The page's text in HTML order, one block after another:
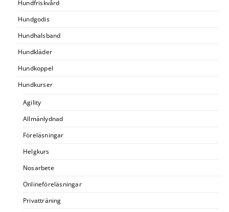
Hundfriskvård
Hundgodis
Hundhalsband
Hundkläder
Hundkoppel
Hundkurser
Agility
Allmänlydnad
Föreläsningar
Helgkurs
Nosarbete
Onlineföreläsningar
Privatträning